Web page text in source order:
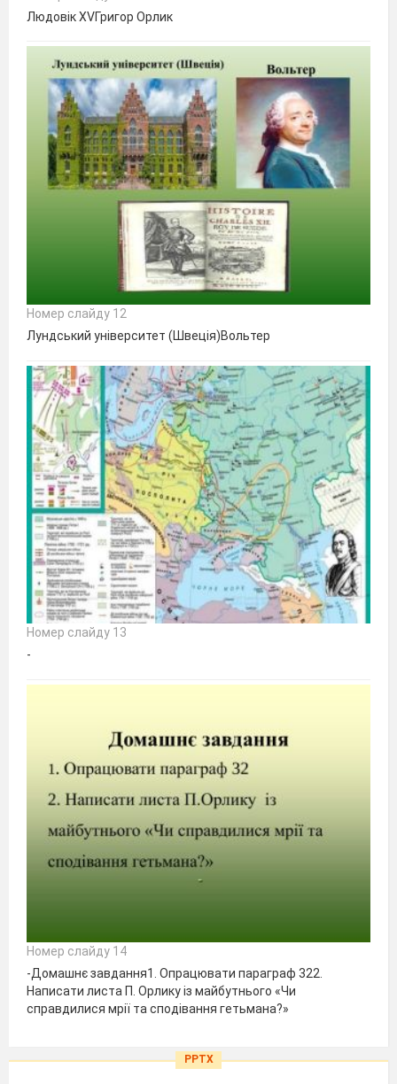
Людовік XVГригор Орлик
Номер слайду 12
Лундський університет (Швеція)Вольтер
Номер слайду 13
-
Номер слайду 14
-Домашнє завдання1. Опрацювати параграф 322.
Написати листа П. Орлику із майбутнього «Чи
справдилися мрії та сподівання гетьмана?»
PPTX